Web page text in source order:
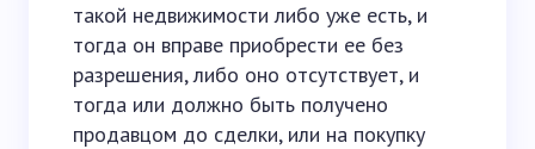
такой недвижимости либо уже есть, и
тогда он вправе приобрести ее без
разрешения, либо оно отсутствует, и
тогда или должно быть получено
продавцом до сделки, или на покупку